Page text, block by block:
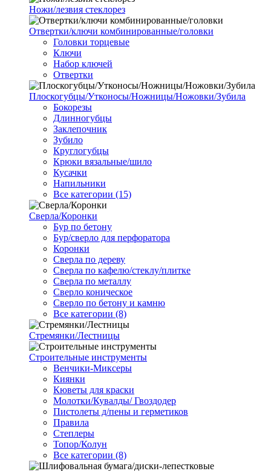
Ножи/лезвия стеклорез
Отвертки/ключи комбинированные/головки
Головки торцевые
Ключи
Набор ключей
Отвертки
Плоскогубцы/Утконосы/Ножницы/Ножовки/Зубила
Бокорезы
Длинногубцы
Заклепочник
Зубило
Круглогубцы
Крюки вязальные/шило
Кусачки
Напильники
Все категории (15)
Сверла/Коронки
Бур по бетону
Бур/сверло для перфоратора
Коронки
Сверла по дереву
Сверла по кафелю/стеклу/плитке
Сверла по металлу
Сверло коническое
Сверло по бетону и камню
Все категории (8)
Стремянки/Лестницы
Строительные инструменты
Венчики-Миксеры
Киянки
Кюветы для краски
Молотки/Кувалды/ Гвоздодер
Пистолеты д/пены и герметиков
Правила
Степлеры
Топор/Колун
Все категории (8)